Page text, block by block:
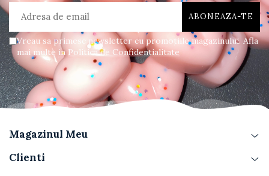
Vreau sa primesc newsletter cu promotiile magazinului. Afla
mai multe inPolitica de Confidentialitate
Magazinul Meu
Clienti